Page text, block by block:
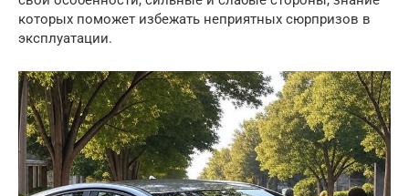
которых поможет избежать неприятных сюрпризов в
эксплуатации.